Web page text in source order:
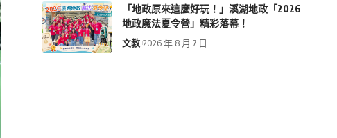
「地政原來這麼好玩！」溪湖地政「2026
地政魔法夏令營」精彩落幕！
文教 2026 年 8 月 7 日